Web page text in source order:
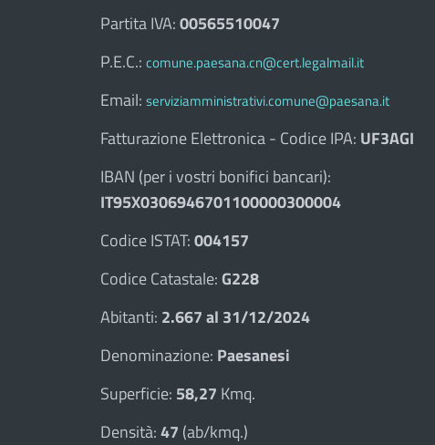
Partita IVA:00565510047
P.E.C.: comune.paesana.cn@cert.legalmail.it
Email: serviziamministrativi.comune@paesana.it
Fatturazione Elettronica - Codice IPA: UF3AGI
IBAN (per i vostri bonifici bancari):
IT95X0306946701100000300004
Codice ISTAT:004157
Codice Catastale:G228
Abitanti: 2.667 al 31/12/2024
Denominazione: Paesanesi
Superficie: 58,27 Kmq.
Densità:47 (ab/kmq.)